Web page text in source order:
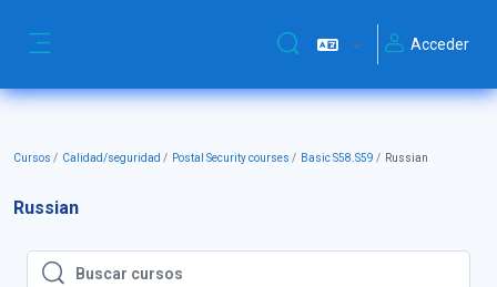
Selector de búsqueda de
Acceder
Cursos Calidad/seguridad Postal Security courses Basic S58.S59 Russian
Russian
Buscar cursos